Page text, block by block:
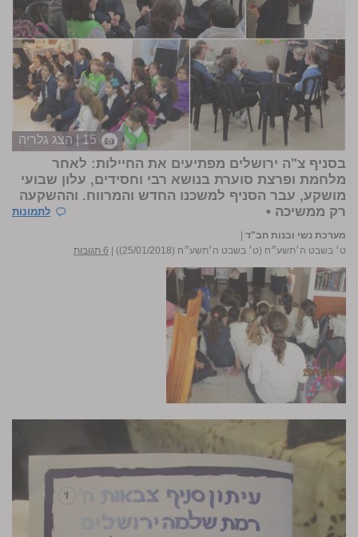
15 | הצג גלריה
בסניף צ"ה ירושלים מפתיעים את החיילות: לאחר
מלחמת ופרצת סוערת בנושא רבי וחסידים, עלון שבועי
מושקע, עבר הסניף למשכנו החדש והמרווח. וההשקעה
רק ממשיכה •
לתמונות
מערכת נשי ובנות חב"ד
ט׳ בשבט ה׳תשע״ח (ט׳ בשבט ה׳תשע״ח (25/01/2018))
6 תגובות